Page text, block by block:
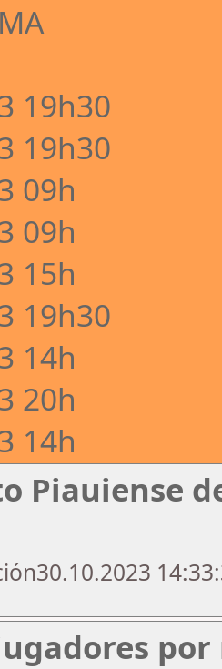
19h30
19h30
09h
09h
15h
19h30
14h
20h
14h
Piauiense